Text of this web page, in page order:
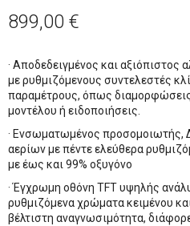
899,00 €
· Αποδεδειγμένος και αξιόπιστος
με ρυθμιζόμενους συντελεστές
παραμέτρους, όπως
μοντέλου ή ειδοποιήσεις.
· Ενσωματωμένος προσομοιωτής,
αερίων με πέντε ελεύθερα
με έως και 99% οξυγόνο
·Έγχρωμη οθόνη TFT υψηλής
ρυθμιζόμενα χρώματα κειμένου
βέλτιστη αναγνωσιμότητα,